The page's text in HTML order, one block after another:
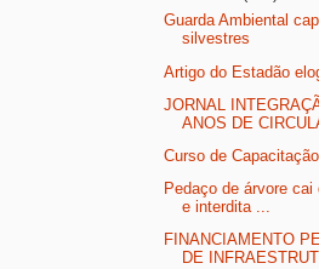
Guarda Ambiental
silvestres
Artigo do Estadão
JORNAL
ANOS DE
Curso de
Pedaço de árvore
e interdita ...
FINANCIAMENTO
DE